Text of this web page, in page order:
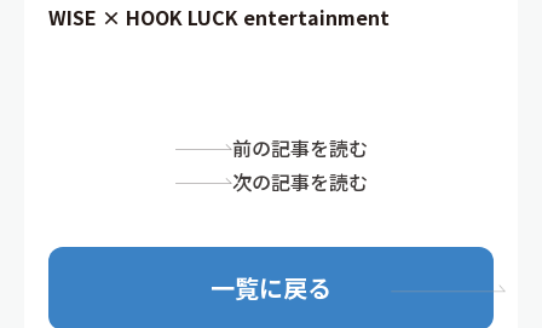
WISE × HOOK LUCK entertainment
前の記事を読む
次の記事を読む
一覧に戻る